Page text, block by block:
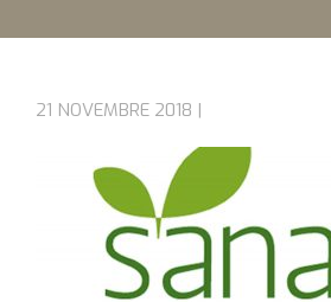
21 NOVEMBRE 2018 |